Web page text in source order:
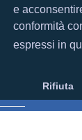
e
conformità
espressi in
Rifiuta